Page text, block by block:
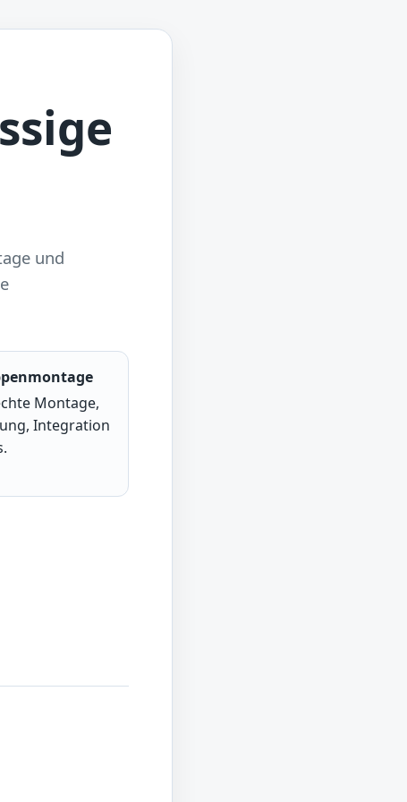
und
Montage,
Integration